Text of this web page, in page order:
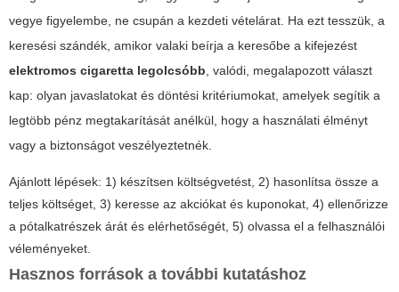
vegye figyelembe, ne csupán a kezdeti vételárat. Ha ezt tesszük, a
keresési szándék, amikor valaki beírja a keresőbe a kifejezést
elektromos cigaretta legolcsóbb , valódi, megalapozott választ
kap: olyan javaslatokat és döntési kritériumokat, amelyek segítik a
legtöbb pénz megtakarítását anélkül, hogy a használati élményt
vagy a biztonságot veszélyeztetnék.
Ajánlott lépések: 1) készítsen költségvetést, 2) hasonlítsa össze a
teljes költséget, 3) keresse az akciókat és kuponokat, 4) ellenőrizze
a pótalkatrészek árát és elérhetőségét, 5) olvassa el a felhasználói
véleményeket.
Hasznos források a további kutatáshoz